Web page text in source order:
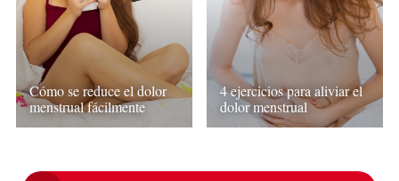
Cómo se reduce el dolor
menstrual fácilmente
4 ejercicios para aliviar el
dolor menstrual